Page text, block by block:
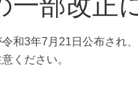
和3年7月21日公布され
ください。